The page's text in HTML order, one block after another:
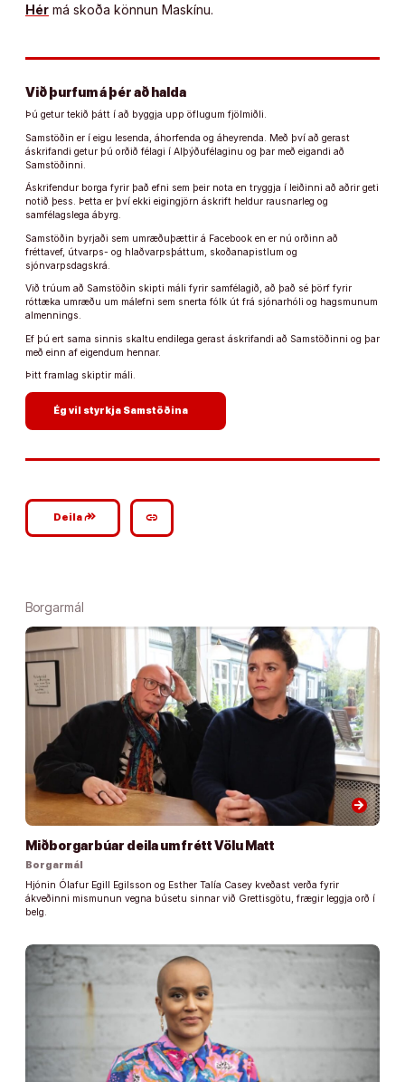
Hér má skoða könnun Maskínu.
Við þurfum á þér að halda
Þú getur tekið þátt í að byggja upp öflugum fjölmiðli.
Samstöðin er í eigu lesenda, áhorfenda og áheyrenda. Með því að gerast
áskrifandi getur þú orðið félagi í Alþýðufélaginu og þar með eigandi að
Samstöðinni.
Áskrifendur borga fyrir það efni sem þeir nota en tryggja í leiðinni að aðrir geti
notið þess. Þetta er því ekki eigingjörn áskrift heldur rausnarleg og
samfélagslega ábyrg.
Samstöðin byrjaði sem umræðuþættir á Facebook en er nú orðinn að
fréttavef, útvarps- og hlaðvarpsþáttum, skoðanapistlum og
sjónvarpsdagskrá.
Við trúum að Samstöðin skipti máli fyrir samfélagið, að það sé þörf fyrir
róttæka umræðu um málefni sem snerta fólk út frá sjónarhóli og hagsmunum
almennings.
Ef þú ert sama sinnis skaltu endilega gerast áskrifandi að Samstöðinni og þar
með einn af eigendum hennar.
Þitt framlag skiptir máli.
Ég vil styrkja Samstöðina
Deilagoogle_plus_reshare link
Borgarmál
arrow_forward
Miðborgarbúar deila um frétt Völu Matt
Borgarmál
Hjónin Ólafur Egill Egilsson og Esther Talía Casey kveðast verða fyrir
ákveðinni mismunun vegna búsetu sinnar við Grettisgötu, frægir leggja orð í
belg.